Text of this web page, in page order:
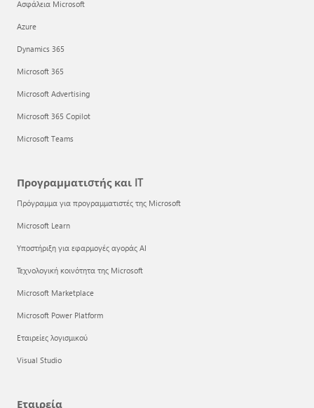
Ασφάλεια Microsoft
Azure
Dynamics 365
Microsoft 365
Microsoft Advertising
Microsoft 365 Copilot
Microsoft Teams
Προγραμματιστής και IT
Πρόγραμμα για προγραμματιστές της Microsoft
Microsoft Learn
Υποστήριξη για εφαρμογές αγοράς AI
Τεχνολογική κοινότητα της Microsoft
Microsoft Marketplace
Microsoft Power Platform
Εταιρείες λογισμικού
Visual Studio
Εταιρεία